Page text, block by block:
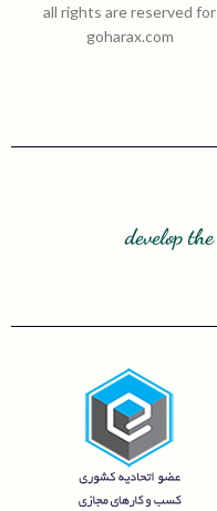
all rights are reserved for
goharax.com
develop